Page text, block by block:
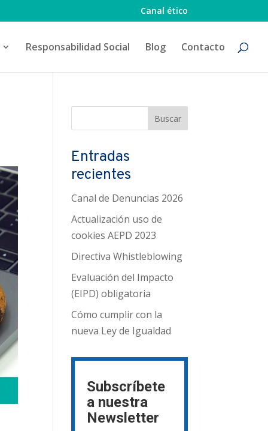
Canal ético
Responsabilidad Social Blog Contacto
Entradas
recientes
Canal de Denuncias 2026
Actualización uso de
cookies AEPD 2023
Directiva Whistleblowing
Evaluación del Impacto
(EIPD) obligatoria
Cómo cumplir con la
nueva Ley de Igualdad
Subscríbete
a nuestra
Newsletter